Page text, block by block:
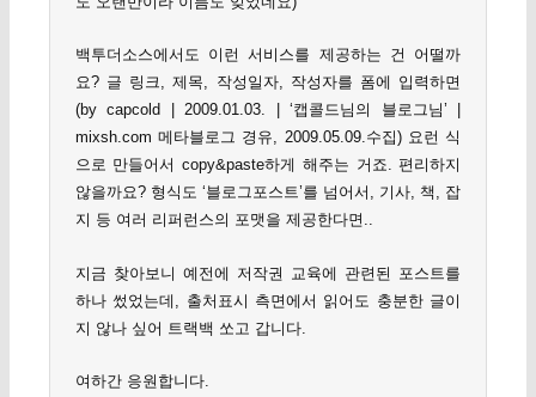
백투더소스에서도 이런 서비스를 제공하는 건 어떨까
요? 글 링크, 제목, 작성일자, 작성자를 폼에 입력하면
(by capcold | 2009.01.03. | ‘캡콜드님의 블로그님’ |
mixsh.com 메타블로그 경유, 2009.05.09.수집) 요런 식
으로 만들어서 copy&paste하게 해주는 거죠. 편리하지
않을까요? 형식도 ‘블로그포스트’를 넘어서, 기사, 책, 잡
지 등 여러 리퍼런스의 포맷을 제공한다면..
지금 찾아보니 예전에 저작권 교육에 관련된 포스트를
하나 썼었는데, 출처표시 측면에서 읽어도 충분한 글이
지 않나 싶어 트랙백 쏘고 갑니다.
여하간 응원합니다.